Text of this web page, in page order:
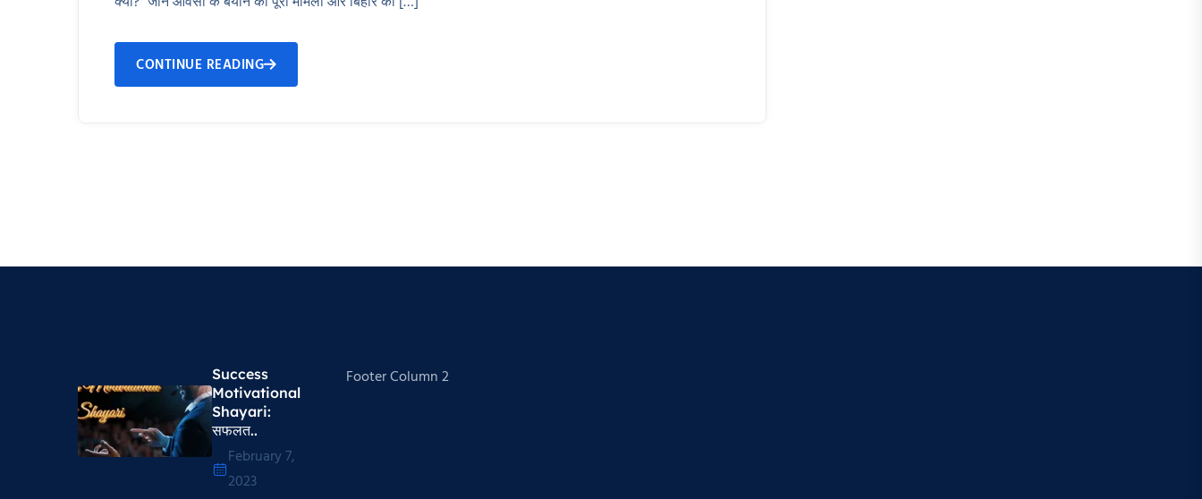
CONTINUE READING
Success
Motivational
Shayari​:
सफलत..
February 7,
2023
Footer Column 2